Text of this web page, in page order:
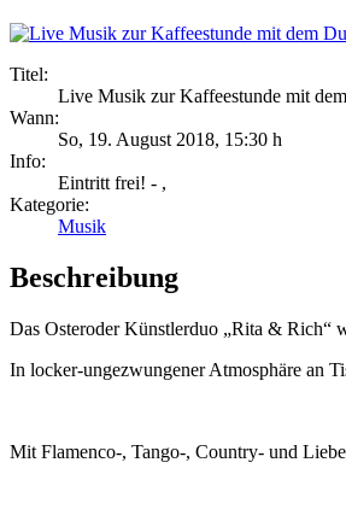
Titel:
Live Musik zur Kaffeestunde mit
Wann:
So, 19. August 2018, 15:30 h
Info:
Eintritt frei! - ,
Kategorie:
Musik
Beschreibung
Das Osteroder Künstlerduo „Rita & Rich“
In locker-ungezwungener Atmosphäre an
Mit Flamenco-, Tango-, Country- und